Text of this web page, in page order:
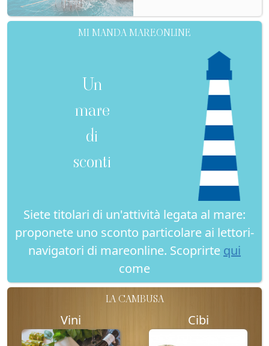
MI MANDA MAREONLINE
Un
mare
di
sconti
Siete titolari di un'attività legata al mare:
proponete uno sconto particolare ai lettori-
navigatori di mareonline. Scoprirte qui
come
LA CAMBUSA
Vini Cibi